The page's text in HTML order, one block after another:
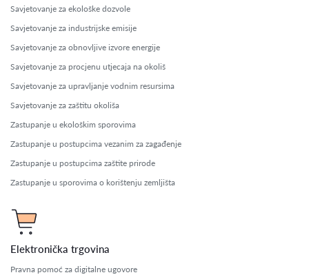
Savjetovanje za ekološke dozvole
Savjetovanje za industrijske emisije
Savjetovanje za obnovljive izvore energije
Savjetovanje za procjenu utjecaja na okoliš
Savjetovanje za upravljanje vodnim resursima
Savjetovanje za zaštitu okoliša
Zastupanje u ekološkim sporovima
Zastupanje u postupcima vezanim za zagađenje
Zastupanje u postupcima zaštite prirode
Zastupanje u sporovima o korištenju zemljišta
Elektronička trgovina
Pravna pomoć za digitalne ugovore